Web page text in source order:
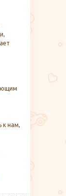
к нам,